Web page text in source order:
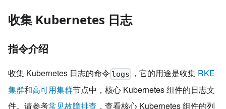
收集 Kubernetes 日志
指令介绍
收集 Kubernetes 日志的命令 logs ，它的用途是收集 RKE
集群和高可用集群节点中，核心 Kubernetes 组件的日志文
件。请参考常见故障排查 ，查看核心 Kubernetes 组件的列